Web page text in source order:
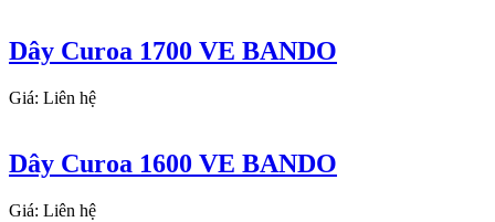
Dây Curoa 1700 VE BANDO
Giá: Liên hệ
Dây Curoa 1600 VE BANDO
Giá: Liên hệ